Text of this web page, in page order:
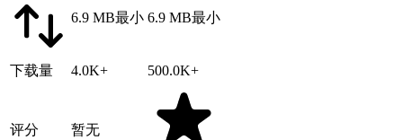
6.9 MB最小 6.9 MB最小
下载量 4.0K+ 500.0K+
评分 暂无